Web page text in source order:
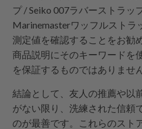
プ / Seiko 007ラバーストラッ
Marinemasterワッフルストラ
測定値を確認することをお勧
商品説明にそのキーワードを
を保証するものではありません
結論として、友人の推薦や以
がない限り、洗練された信頼
のが最善です。これらのスト